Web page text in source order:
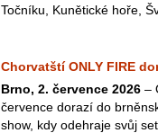
Točníku, Kunětické hoře,
Chorvatští ONLY FIRE
Brno, 2. července 2026 –
července dorazí do
show, kdy odehraje svůj